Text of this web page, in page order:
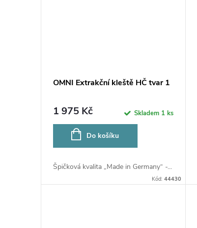
OMNI Extrakční kleště HČ tvar 1
1 975 Kč Skladem 1 ks
Do košíku
Špičková kvalita „Made in Germany“ -...
Kód:44430